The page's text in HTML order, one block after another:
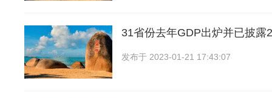
31省份去年GDP出炉并已披露
发布于 2023-01-21 17:43:07